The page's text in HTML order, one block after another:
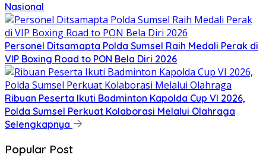
Nasional
Personel Ditsamapta Polda Sumsel Raih Medali Perak di
VIP Boxing Road to PON Bela Diri 2026
Ribuan Peserta Ikuti Badminton Kapolda Cup VI 2026,
Polda Sumsel Perkuat Kolaborasi Melalui Olahraga
Selengkapnya
Popular Post